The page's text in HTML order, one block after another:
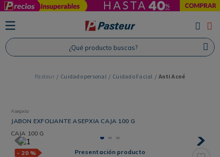
¿Qué producto buscas?
Cuidado personal Cuidado Facial Anti Acné
Asepxia
JABON EXFOLIANTE ASEPXIA CAJA 100 G
CAJA 100 G
- 20 % Presentación producto
TÉRMINOS MÁS BUSCADOS
1. Protector Solar
2. Shampoo